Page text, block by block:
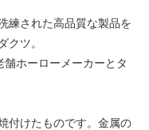
練された高品質な製品を
クツ。
ホーローメーカーとタ
付けたものです。金属の